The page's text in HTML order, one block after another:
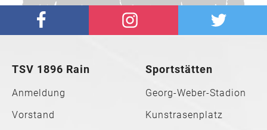
TSV 1896 Rain
Anmeldung
Vorstand
Sportstätten
Georg-Weber-Stadion
Kunstrasenplatz